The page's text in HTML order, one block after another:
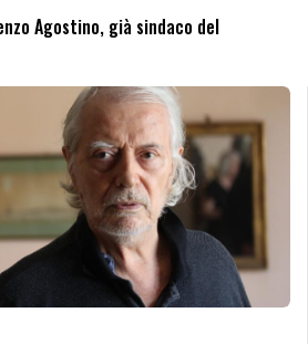
Agostino, già sindaco del